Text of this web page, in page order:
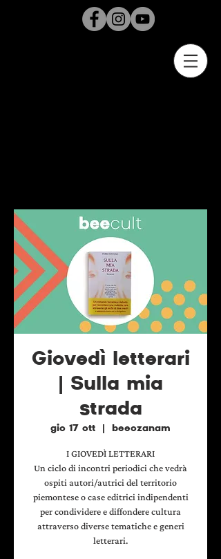
Giovedì letterari
| Sulla mia
strada
gio 17 ott beeozanam
I GIOVEDÌ LETTERARI
Un ciclo di incontri periodici che vedrà
ospiti autori/autrici del territorio
piemontese o case editrici indipendenti
per condividere e diffondere cultura
attraverso diverse tematiche e generi
letterari.